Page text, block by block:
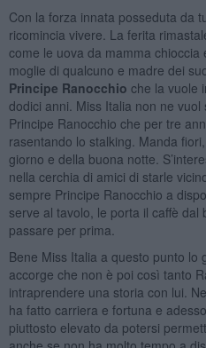
Con la forza innata posseduta da
ricomincia vivere. La ferita
come le uova da mamma chioccia
moglie di qualcuno e madre dei
Principe Ranocchio che la vuole
dodici anni. Miss Italia non ne
Principe Ranocchio che per tre
rasentando lo stalking. Manda
giorno e della buona notte.
nella cerchia di amici di starle
sempre Principe Ranocchio a
serve al tavolo, le porta il caffè
passare per prima.
Bene Miss Italia a questo punto lo
accorge che non è poi così tanto
intraprendere una storia con lui.
ha fatto carriera e fortuna e
piuttosto elevato da potersi